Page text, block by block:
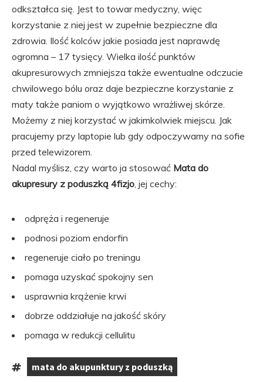
odkształca się. Jest to towar medyczny, więc
korzystanie z niej jest w zupełnie bezpieczne dla
zdrowia. Ilość kolców jakie posiada jest naprawdę
ogromna – 17 tysięcy. Wielka ilość punktów
akupresurowych zmniejsza także ewentualne odczucie
chwilowego bólu oraz daje bezpieczne korzystanie z
maty także paniom o wyjątkowo wrażliwej skórze.
Możemy z niej korzystać w jakimkolwiek miejscu. Jak
pracujemy przy laptopie lub gdy odpoczywamy na sofie
przed telewizorem.
Nadal myślisz, czy warto ja stosować Mata do
akupresury z poduszką 4fizjo, jej cechy:
odpręża i regeneruje
podnosi poziom endorfin
regeneruje ciało po treningu
pomaga uzyskać spokojny sen
usprawnia krążenie krwi
dobrze oddziałuje na jakość skóry
pomaga w redukcji cellulitu
Tagi:
mata do akupunktury z poduszką